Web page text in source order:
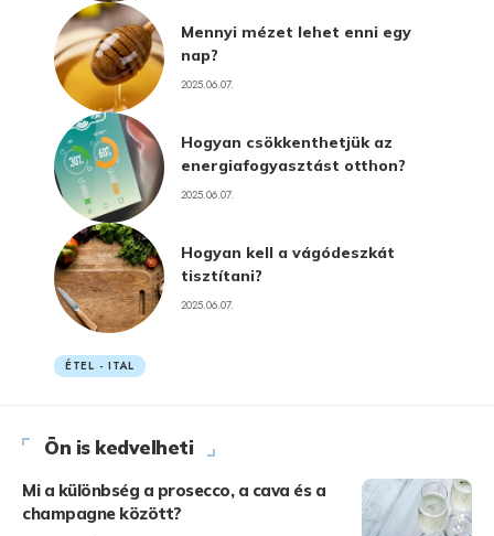
Mennyi mézet lehet enni egy
nap?
2025.06.07.
Hogyan csökkenthetjük az
energiafogyasztást otthon?
2025.06.07.
Hogyan kell a vágódeszkát
tisztítani?
2025.06.07.
ÉTEL - ITAL
Ön is kedvelheti
Mi a különbség a prosecco, a cava és a
champagne között?